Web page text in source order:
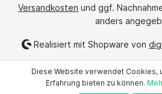
Versandkosten und ggf.
anders
Realisiert mit Shopware von
Diese Website verwendet Cookies,
Erfahrung bieten zu können.